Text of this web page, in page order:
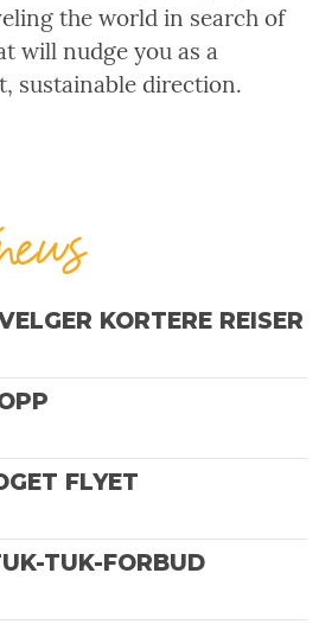
the world in search of
will nudge you as a
sustainable direction.
KORTERE REISER
FLYET
TUK-FORBUD